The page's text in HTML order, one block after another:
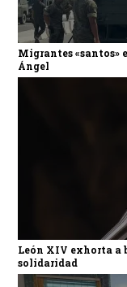
Migrantes «santos»
Ángel
León XIV exhorta a
solidaridad